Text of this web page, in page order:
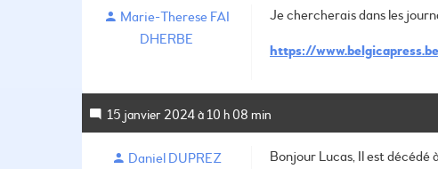
Marie-Therese FAI
DHERBE
Je chercherais dans les
https://
15 janvier 2024 à 10 h 08 min
Daniel DUPREZ
Bonjour Lucas, Il est